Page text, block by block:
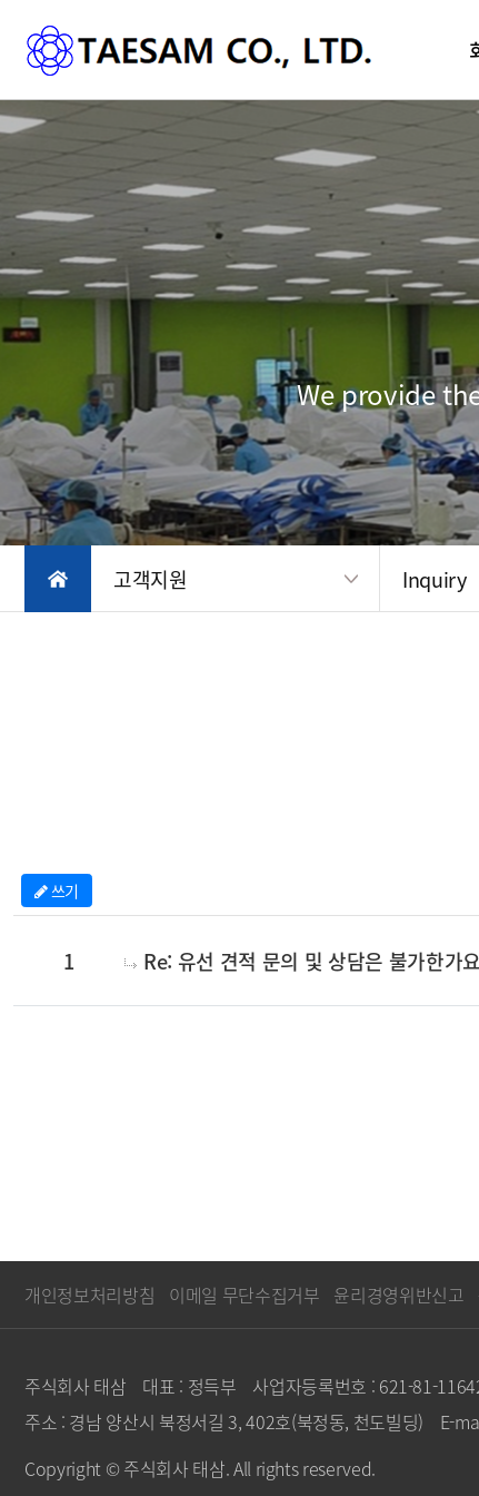
We provide
고객지원 Inquiry
쓰기
번호
1 Re: 유선 견적 문의 및 상담은 불가한가
개인정보처리방침 이메일 무단수집거부 윤리경영위반신고
주식회사 태삼 대표 : 정득부 사업자등록번호 : 621-81-
주소 : 경남 양산시 북정서길 3, 402호(북정동, 천도빌딩)
E-
Copyright © 주식회사 태삼. All rights reserved.